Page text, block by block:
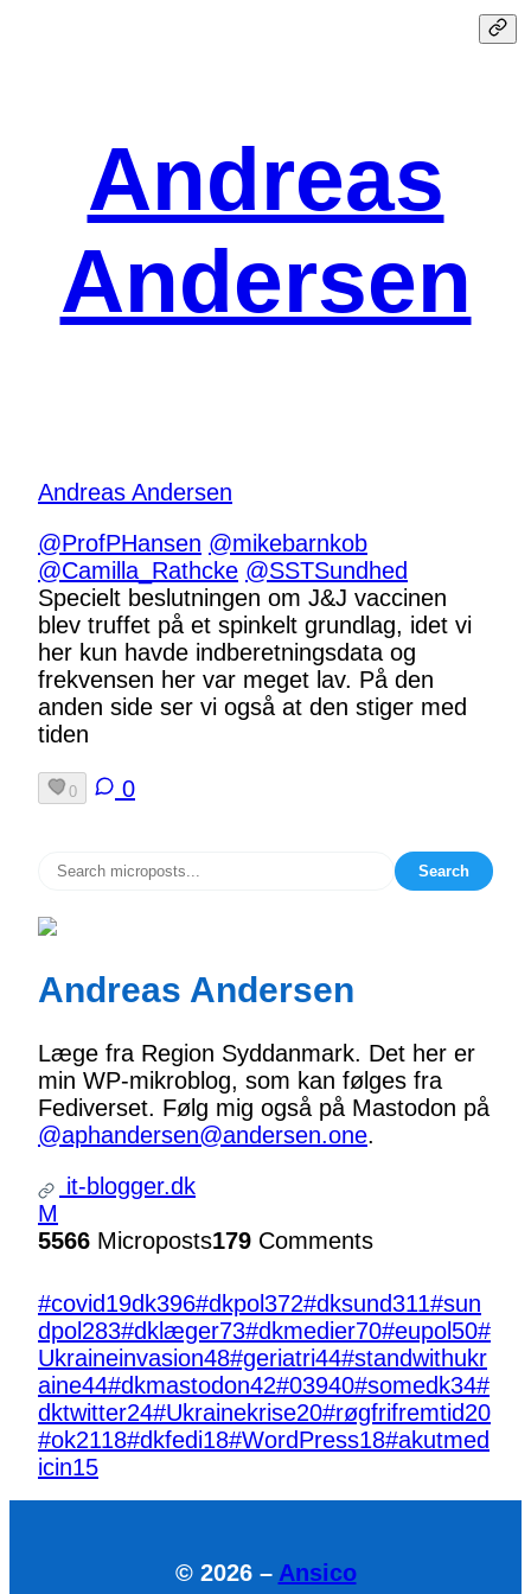
Andreas
Andersen
Andreas Andersen
@ProfPHansen @mikebarnkob
@Camilla_Rathcke @SSTSundhed
Specielt beslutningen om J&J vaccinen
blev truffet på et spinkelt grundlag, idet vi
her kun havde indberetningsdata og
frekvensen her var meget lav. På den
anden side ser vi også at den stiger med
tiden
0 0
Search
Andreas Andersen
Læge fra Region Syddanmark. Det her er
min WP-mikroblog, som kan følges fra
Fediverset. Følg mig også på Mastodon på
@aphandersen@andersen.one.
it-blogger.dk
M
5566 Microposts179 Comments
#covid19dk396#dkpol372#dksund311#sun
dpol 283#dklæger73#dkmedier70#eupol 50#
Ukraineinvasion48#geriatri44#standwithukr
aine44#dkmastodon42#03940#somedk34#
dktwitter24#Ukrainekrise20#røgfrifremtid20
#ok2118#dkfedi18#WordPress18#akutmed
icin15
© 2026 – Ansico